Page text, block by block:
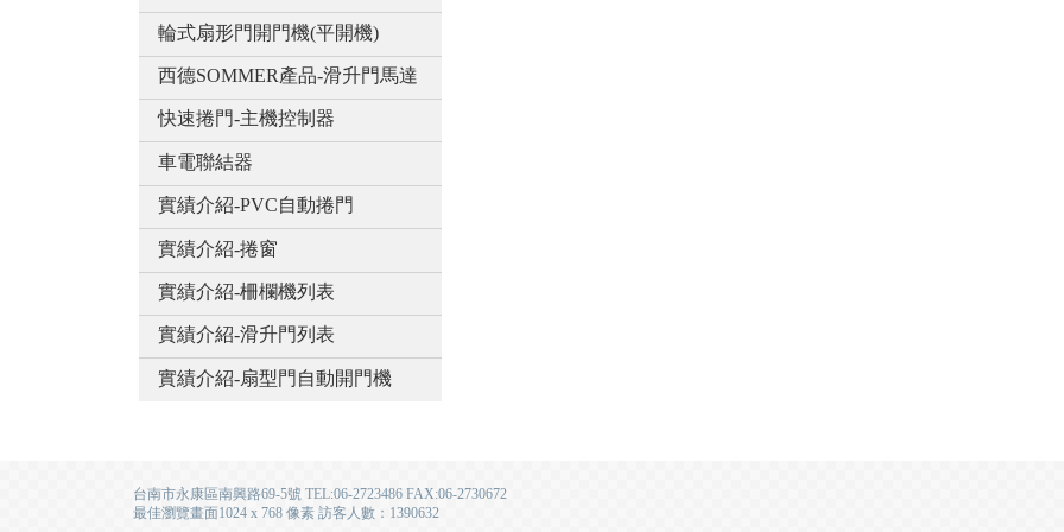
輪式扇形門開門機(平開機)
西德SOMMER產品-滑升門馬達
快速捲門-主機控制器
車電聯結器
實績介紹-PVC自動捲門
實績介紹-捲窗
實績介紹-柵欄機列表
實績介紹-滑升門列表
實績介紹-扇型門自動開門機
台南市永康區南興路69-5號 TEL:06-2723486 FAX:06-2730672
最佳瀏覽畫面1024 x 768 像素 訪客人數：1390632